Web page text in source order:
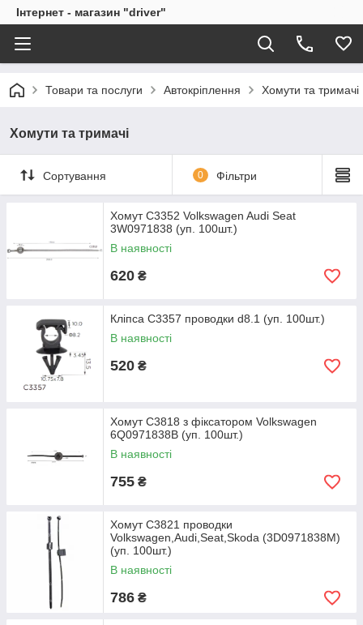
Інтернет - магазин "driver"
Товари та послуги Автокріплення Хомути та тримачі
Хомути та тримачі
Сортування 0 Фільтри
Хомут C3352 Volkswagen Audi Seat
3W0971838 (уп. 100шт.)
В наявності
620 ₴
Кліпса C3357 проводки d8.1 (уп. 100шт.)
В наявності
520 ₴
Хомут C3818 з фіксатором Volkswagen
6Q0971838B (уп. 100шт.)
В наявності
755 ₴
Хомут C3821 проводки
Volkswagen,Audi,Seat,Skoda (3D0971838M)
(уп. 100шт.)
В наявності
786 ₴